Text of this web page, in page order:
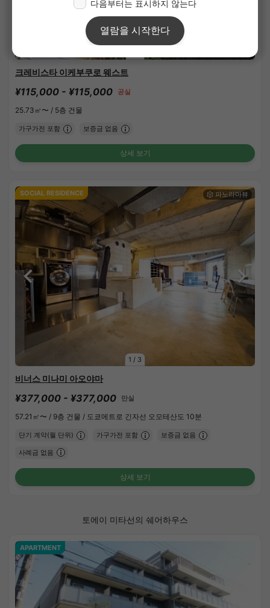
크레비스타 이케부쿠로 웨스트
¥115,000 - ¥115,000 공실
25.73㎡〜 / 5층 건물
가구가전 포함 보증금 없음
상세 보기
1 / 3
SOCIAL RESIDENCE
비너스 미나미 아오야마
¥377,000 - ¥377,000 만실
57.21㎡〜 / 9층 건물 / 도쿄메트로 긴자선 오모테산도 10분
단기 계약(월 단위) 가구가전 포함 보증금 없음
사례금 없음
상세 보기
토에이 미타선의 쉐어하우스
APARTMENT